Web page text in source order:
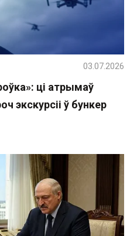
ці атрымаў
экскурсіі ў бункер
03.07.2026